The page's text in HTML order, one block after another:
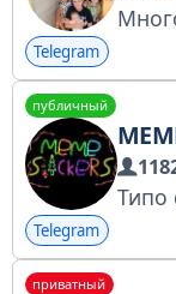
Telegram
публичный
Типо
Telegram
приватный